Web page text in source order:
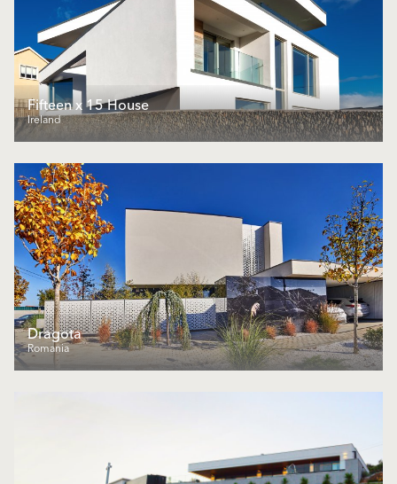
Fifteen x 15 House
Ireland
Dragota
Romania